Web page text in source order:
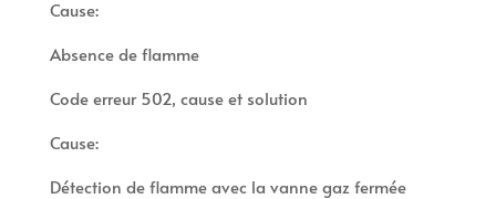
Cause:
Absence de flamme
Code erreur 502, cause et solution
Cause:
Détection de flamme avec la vanne gaz fermée